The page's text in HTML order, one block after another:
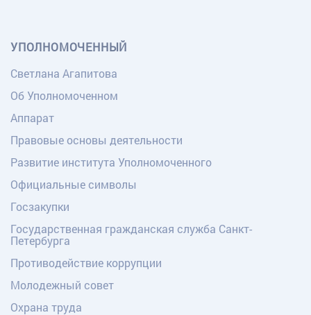
УПОЛНОМОЧЕННЫЙ
Светлана Агапитова
Об Уполномоченном
Аппарат
Правовые основы деятельности
Развитие института Уполномоченного
Официальные символы
Госзакупки
Государственная гражданская служба Санкт-
Петербурга
Противодействие коррупции
Молодежный совет
Охрана труда